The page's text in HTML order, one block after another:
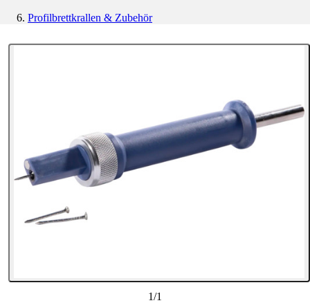
Profilbrettkrallen & Zubehör
1/1